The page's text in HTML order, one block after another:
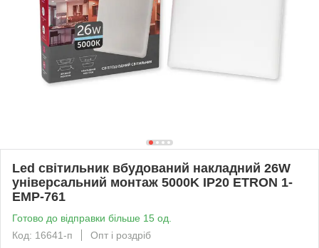
Led світильник вбудований накладний 26W
універсальний монтаж 5000K ІР20 ETRON 1-
EMP-761
Готово до відправки більше 15 од.
Код: 16641-п
Опт і роздріб